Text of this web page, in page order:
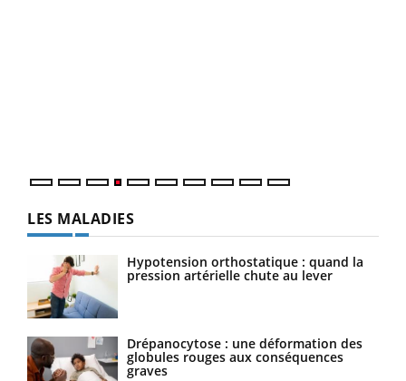
LES MALADIES
Hypotension orthostatique : quand la
pression artérielle chute au lever
Drépanocytose : une déformation des
globules rouges aux conséquences
graves